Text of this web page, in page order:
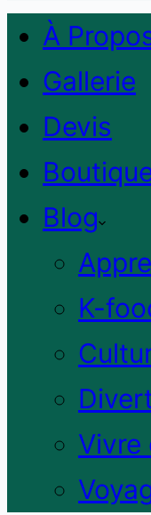
À
Gallerie
Devis
Blog
K-
Vivre